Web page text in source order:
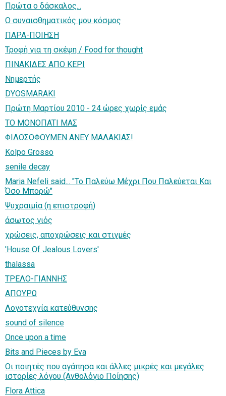
Πρώτα ο δάσκαλος...
Ο συναισθηματικός μου κόσμος
ΠΑΡΑ-ΠΟΙΗΣΗ
Τροφή για τη σκέψη / Food for thought
ΠΙΝΑΚΙΔΕΣ ΑΠΟ ΚΕΡΙ
Νημερτής
DYOSMARAKI
Πρώτη Μαρτίου 2010 - 24 ώρες χωρίς εμάς
TO MONOΠATI MAΣ
ΦΙΛΟΣΟΦΟΥΜΕΝ ΑΝΕΥ ΜΑΛΑΚΙΑΣ!
Kolpo Grosso
senile decay
Maria Nefeli said... "Το Παλεύω Μέχρι Που Παλεύεται Και
Όσο Μπορώ"
Ψυχραιμία (η επιστροφή)
άσωτος γιός
χρώσεις, αποχρώσεις και στιγμές
'House Of Jealous Lovers'
thalassa
ΤΡΕΛΟ-ΓΙΑΝΝΗΣ
ΑΠΟΥΡΩ
Λογοτεχνία κατεύθυνσης
sound of silence
Once upon a time
Bits and Pieces by Eva
Οι ποιητές που αγάπησα και άλλες μικρές και μεγάλες
ιστορίες λόγου (Ανθολόγιο Ποίησης)
Flora Attica